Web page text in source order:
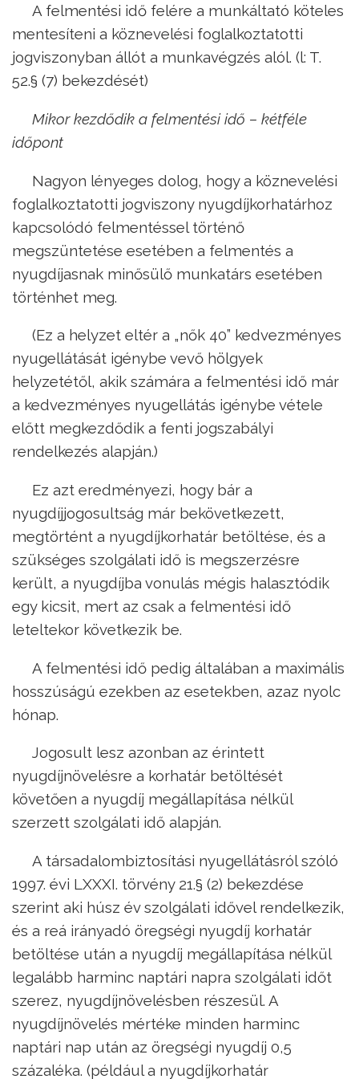
A felmentési idő felére a munkáltató köteles
mentesíteni a köznevelési foglalkoztatotti
jogviszonyban állót a munkavégzés alól. (l: T.
52.§ (7) bekezdését)
Mikor kezdődik a felmentési idő – kétféle
időpont
Nagyon lényeges dolog, hogy a köznevelési
foglalkoztatotti jogviszony nyugdíjkorhatárhoz
kapcsolódó felmentéssel történő
megszüntetése esetében a felmentés a
nyugdíjasnak minősülő munkatárs esetében
történhet meg.
(Ez a helyzet eltér a „nők 40” kedvezményes
nyugellátását igénybe vevő hölgyek
helyzetétől, akik számára a felmentési idő már
a kedvezményes nyugellátás igénybe vétele
előtt megkezdődik a fenti jogszabályi
rendelkezés alapján.)
Ez azt eredményezi, hogy bár a
nyugdíjjogosultság már bekövetkezett,
megtörtént a nyugdíjkorhatár betöltése, és a
szükséges szolgálati idő is megszerzésre
került, a nyugdíjba vonulás mégis halasztódik
egy kicsit, mert az csak a felmentési idő
leteltekor következik be.
A felmentési idő pedig általában a maximális
hosszúságú ezekben az esetekben, azaz nyolc
hónap.
Jogosult lesz azonban az érintett
nyugdíjnövelésre a korhatár betöltését
követően a nyugdíj megállapítása nélkül
szerzett szolgálati idő alapján.
A társadalombiztosítási nyugellátásról szóló
1997. évi LXXXI. törvény 21.§ (2) bekezdése
szerint aki húsz év szolgálati idővel rendelkezik,
és a reá irányadó öregségi nyugdíj korhatár
betöltése után a nyugdíj megállapítása nélkül
legalább harminc naptári napra szolgálati időt
szerez, nyugdíjnövelésben részesül. A
nyugdíjnövelés mértéke minden harminc
naptári nap után az öregségi nyugdíj 0,5
százaléka. (például a nyugdíjkorhatár